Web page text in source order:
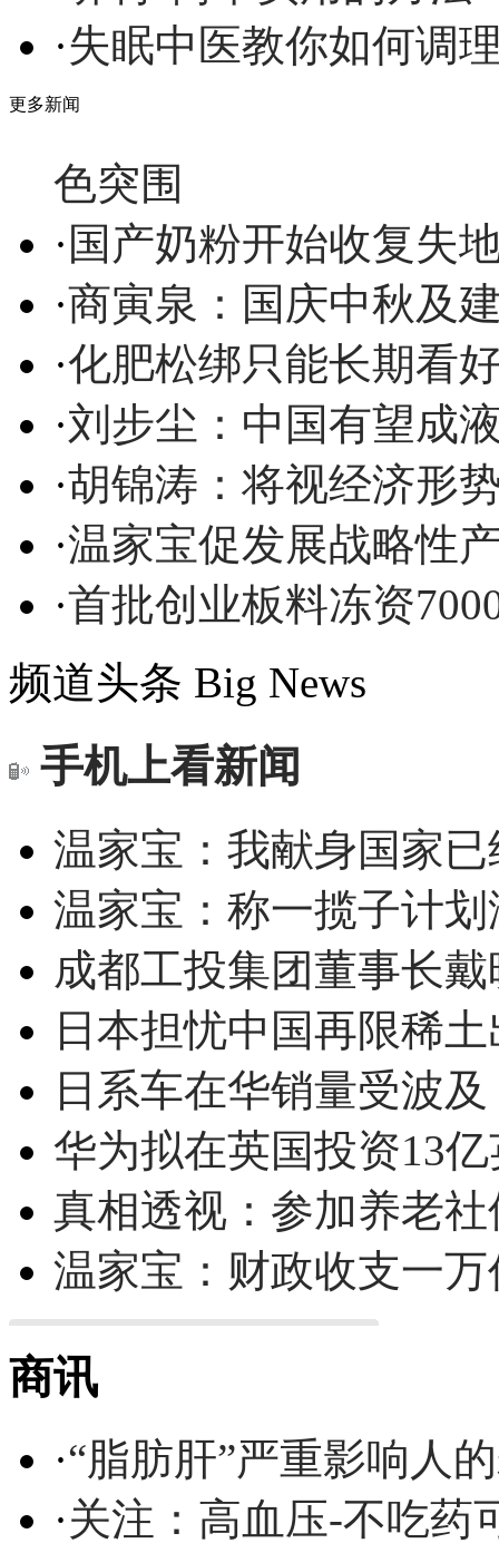
·失眠中医教你如何调
更多新闻
色突围
· 国产奶粉开始收复失
·商寅泉：国庆中秋及
·化肥松绑只能长期看
·刘步尘：中国有望成
·胡锦涛：将视经济形
·温家宝促发展战略性
·首批创业板料冻资
频道头条 Big News
手机上看新闻
温家宝：我献身国家
温家宝：称一揽子计
成都工投集团董事长
日本担忧中国再限稀
日系车在华销量受波
华为拟在英国投资13
真相透视：参加养老
温家宝：财政收支一
商讯
·“脂肪肝”严重影响人
·关注：高血压-不吃药